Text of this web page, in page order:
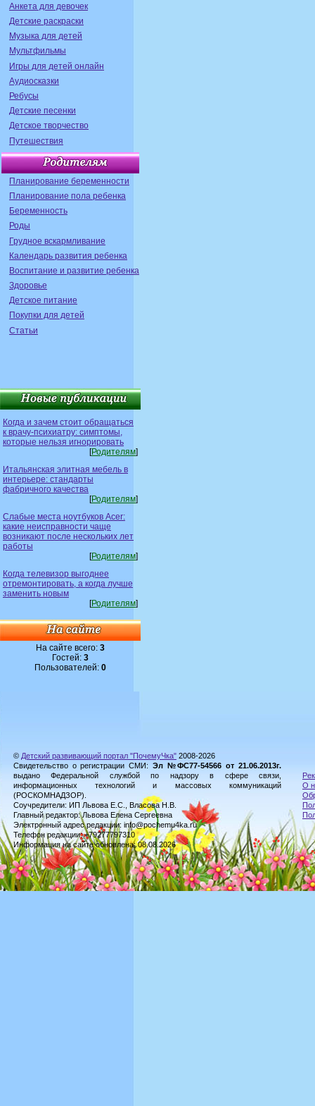
Анкета для девочек
Детские раскраски
Музыка для детей
Мультфильмы
Игры для детей онлайн
Аудиосказки
Ребусы
Детские песенки
Детское творчество
Путешествия
Планирование беременности
Планирование пола ребенка
Беременность
Роды
Грудное вскармливание
Календарь развития ребенка
Воспитание и развитие ребенка
Здоровье
Детское питание
Покупки для детей
Статьи
Когда и зачем стоит обращаться
к врачу-психиатру: симптомы,
которые нельзя игнорировать
[Родителям]
Итальянская элитная мебель в
интерьере: стандарты
фабричного качества
[Родителям]
Слабые места ноутбуков Acer:
какие неисправности чаще
возникают после нескольких лет
работы
[Родителям]
Когда телевизор выгоднее
отремонтировать, а когда лучше
заменить новым
[Родителям]
На сайте всего: 3
Гостей: 3
Пользователей: 0
© Детский развивающий портал "ПочемуЧка" 2008-2026
Свидетельство о регистрации СМИ: Эл №ФС77-54566 от 21.06.2013г.
выдано Федеральной службой по надзору в сфере связи,
информационных технологий и массовых коммуникаций
(РОСКОМНАДЗОР).
Соучредители: ИП Львова Е.С., Власова Н.В.
Главный редактор: Львова Елена Сергеевна
Электронный адрес редакции: info@pochemu4ka.ru
Телефон редакции: +79277797310
Информация на сайте обновлена: 08.08.2026
О